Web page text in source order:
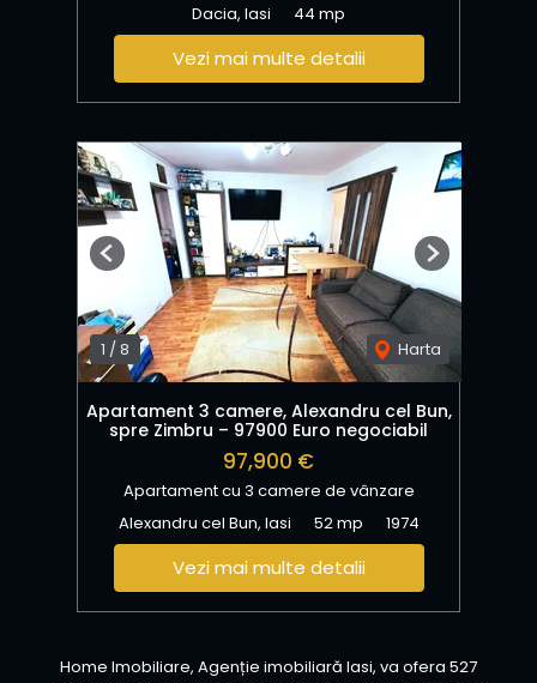
Dacia, Iasi
44 mp
Vezi mai multe detalii
1 /8 Harta
Previous Next
Apartament 3 camere, Alexandru cel Bun,
spre Zimbru – 97900 Euro negociabil
97,900 €
Apartament cu 3 camere de vânzare
Alexandru cel Bun, Iasi
52 mp 1974
Vezi mai multe detalii
Home Imobiliare, Agenție imobiliară Iasi, va ofera 527